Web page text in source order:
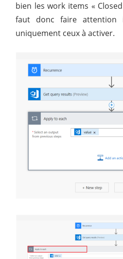
bien les work items «
faut donc faire
uniquement ceux à activer.